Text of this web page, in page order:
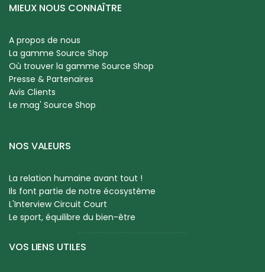
MIEUX NOUS CONNAÎTRE
A propos de nous
La gamme Source Shop
Où trouver la gamme Source Shop
Presse & Partenaires
Avis Clients
Le mag' Source Shop
NOS VALEURS
La relation humaine avant tout !
Ils font partie de notre écosystème
L'Interview Circuit Court
Le sport, équilibre du bien-être
VOS LIENS UTILES